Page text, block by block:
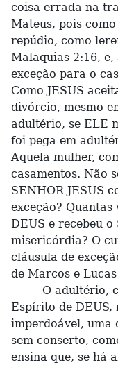
coisa errada na
Mateus, pois
repúdio, como
Malaquias 2:16,
exceção para o
Como JESUS
divórcio, mesmo
adultério, se ELE
foi pega em
Aquela mulher,
casamentos. Não
SENHOR JESUS
exceção?
DEUS e recebeu o
misericórdia? O
cláusula de
de Marcos e
O adultério,
Espírito de DEUS,
imperdoável, uma
sem conserto,
ensina que, se há